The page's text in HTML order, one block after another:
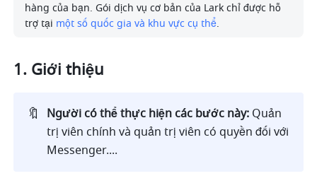
hàng của bạn. Gói dịch vụ cơ bản của Lark chỉ được hỗ
trợ tại một số quốc gia và khu vực cụ thể.
Giới thiệu
🔖 Người có thể thực hiện các bước này: Quản
trị viên chính và quản trị viên có quyền đối với
Messenger....